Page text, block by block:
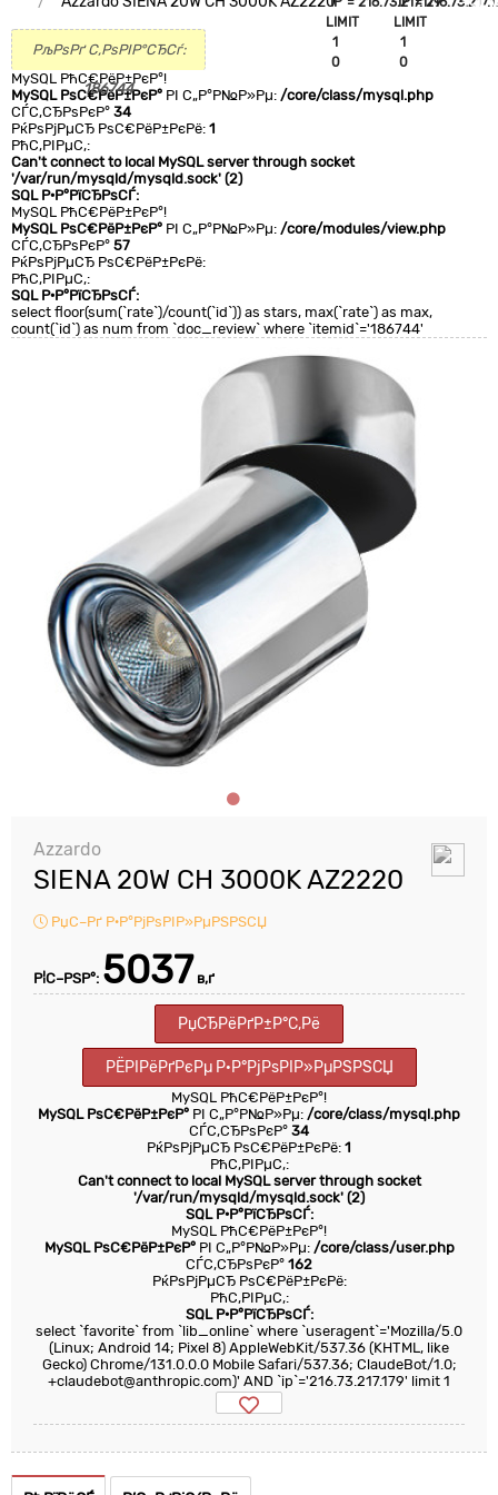
LIMIT
1
0
LIMIT
1
0
РљРѕРґ С‚РѕРІР°СЂСѓ:
186744
MySQL РћС€РёР±РєР°!
MySQL РѕС€РёР±РєР° РІ С„Р°Р№Р»Рµ: /core/class/mysql.php
СЃС‚СЂРѕРєР° 34
РќРѕРјРµСЂ РѕС€РёР±РєРё: 1
РћС‚РІРµС‚:
Can't connect to local MySQL server through socket
'/var/run/mysqld/mysqld.sock' (2)
SQL Р·Р°РїСЂРѕСЃ:
MySQL РћС€РёР±РєР°!
MySQL РѕС€РёР±РєР° РІ С„Р°Р№Р»Рµ: /core/modules/view.php
СЃС‚СЂРѕРєР° 57
РќРѕРјРµСЂ РѕС€РёР±РєРё:
РћС‚РІРµС‚:
SQL Р·Р°РїСЂРѕСЃ:
select floor(sum(`rate`)/count(`id`)) as stars, max(`rate`) as max,
count(`id`) as num from `doc_review` where `itemid`='186744'
Azzardo
SIENA 20W CH 3000K AZ2220
РџС–Рґ Р·Р°РјРѕРІР»РµРЅРЅСЏ
Р¦С–РЅР°: 5037 в‚ґ
РџСЂРёРґР±Р°С‚Рё
РЁРІРёРґРєРµ Р·Р°РјРѕРІР»РµРЅРЅСЏ
MySQL РћС€РёР±РєР°!
MySQL РѕС€РёР±РєР° РІ С„Р°Р№Р»Рµ: /core/class/mysql.php
СЃС‚СЂРѕРєР° 34
РќРѕРјРµСЂ РѕС€РёР±РєРё: 1
РћС‚РІРµС‚:
Can't connect to local MySQL server through socket
'/var/run/mysqld/mysqld.sock' (2)
SQL Р·Р°РїСЂРѕСЃ:
MySQL РћС€РёР±РєР°!
MySQL РѕС€РёР±РєР°РІ С„Р°Р№Р»Рµ: /core/class/user.php
СЃС‚СЂРѕРєР° 162
РќРѕРјРµСЂ РѕС€РёР±РєРё:
РћС‚РІРµС‚:
SQL Р·Р°РїСЂРѕСЃ:
select `favorite` from `lib_online` where `useragent`='Mozilla/5.0
(Linux; Android 14; Pixel 8) AppleWebKit/537.36 (KHTML, like
Gecko) Chrome/131.0.0.0 Mobile Safari/537.36; ClaudeBot/1.0;
+claudebot@anthropic.com)' AND `ip`='216.73.217.179' limit 1